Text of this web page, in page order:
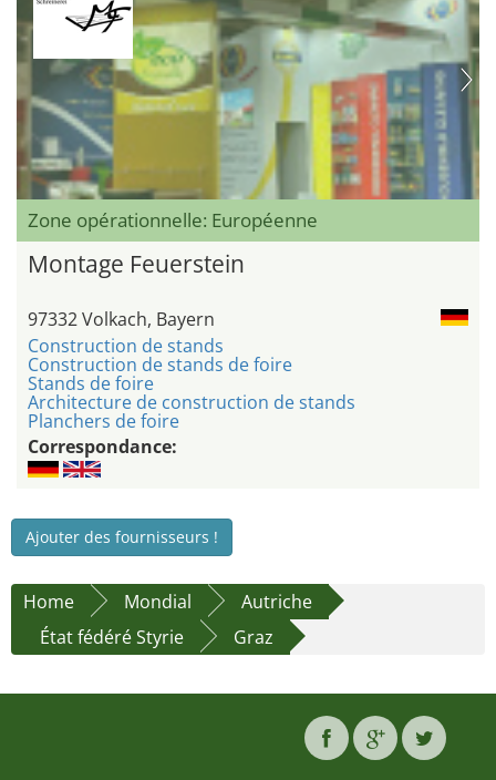
Zone opérationnelle: Européenne
Montage Feuerstein
97332 Volkach, Bayern
Construction de stands
Construction de stands de foire
Stands de foire
Architecture de construction de stands
Planchers de foire
Correspondance:
Ajouter des fournisseurs !
Home Mondial
Autriche
État fédéré Styrie
Graz